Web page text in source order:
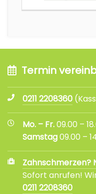
Termin
0211 2208360
Mo. – Fr.09.00 –
Samstag09.00 –
Zahnschmerzen?
Sofort anrufen!
0211 2208360